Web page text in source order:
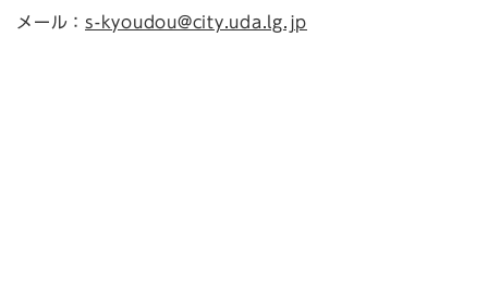
メール： s-kyoudou@city.uda.lg.jp